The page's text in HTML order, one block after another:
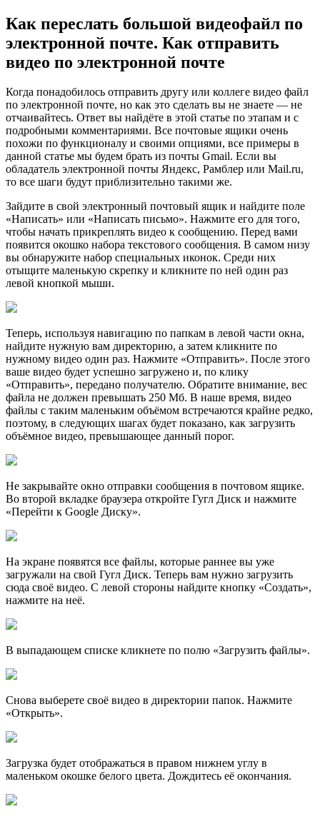
Как переслать большой видеофайл по
электронной почте. Как отправить
видео по электронной почте
Когда понадобилось отправить другу или коллеге видео файл
по электронной почте, но как это сделать вы не знаете — не
отчаивайтесь. Ответ вы найдёте в этой статье по этапам и с
подробными комментариями. Все почтовые ящики очень
похожи по функционалу и своими опциями, все примеры в
данной статье мы будем брать из почты Gmail. Если вы
обладатель электронной почты Яндекс, Рамблер или Mail.ru,
то все шаги будут приблизительно такими же.
Зайдите в свой электронный почтовый ящик и найдите поле
«Написать» или «Написать письмо». Нажмите его для того,
чтобы начать прикреплять видео к сообщению. Перед вами
появится окошко набора текстового сообщения. В самом низу
вы обнаружите набор специальных иконок. Среди них
отыщите маленькую скрепку и кликните по ней один раз
левой кнопкой мыши.
Теперь, используя навигацию по папкам в левой части окна,
найдите нужную вам директорию, а затем кликните по
нужному видео один раз. Нажмите «Отправить». После этого
ваше видео будет успешно загружено и, по клику
«Отправить», передано получателю. Обратите внимание, вес
файла не должен превышать 250 Мб. В наше время, видео
файлы с таким маленьким объёмом встречаются крайне редко,
поэтому, в следующих шагах будет показано, как загрузить
объёмное видео, превышающее данный порог.
Не закрывайте окно отправки сообщения в почтовом ящике.
Во второй вкладке браузера откройте Гугл Диск и нажмите
«Перейти к Google Диску».
На экране появятся все файлы, которые раннее вы уже
загружали на свой Гугл Диск. Теперь вам нужно загрузить
сюда своё видео. С левой стороны найдите кнопку «Создать»,
нажмите на неё.
В выпадающем списке кликнете по полю «Загрузить файлы».
Снова выберете своё видео в директории папок. Нажмите
«Открыть».
Загрузка будет отображаться в правом нижнем углу в
маленьком окошке белого цвета. Дождитесь её окончания.